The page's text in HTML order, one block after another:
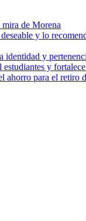
de Morena
y lo
identidad y
y
ahorro para el retiro